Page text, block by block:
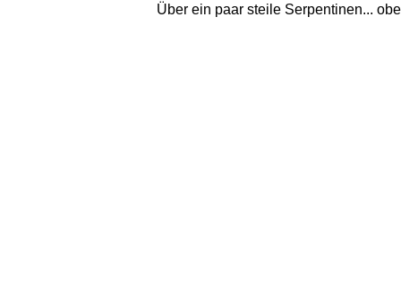
Über ein paar steile Serpentinen...